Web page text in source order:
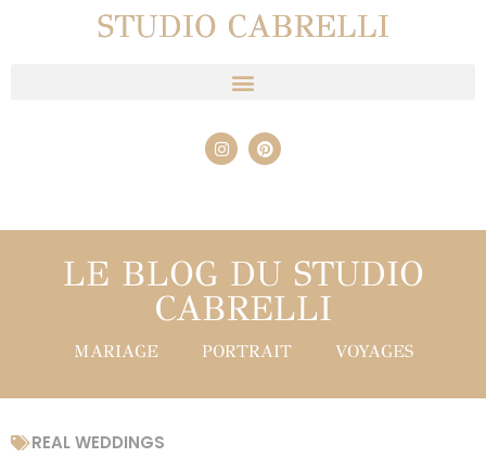
STUDIO CABRELLI
LE BLOG DU STUDIO
CABRELLI
MARIAGE PORTRAIT VOYAGES
REAL WEDDINGS